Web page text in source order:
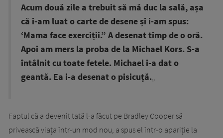
Acum două zile a trebuit să mă duc la sală, așa
că i-am luat o carte de desene și i-am spus:
‘Mama face exerciții.” A desenat timp de o oră.
Apoi am mers la proba de la Michael Kors. S-a
întâlnit cu toate fetele. Michael i-a dat o
geantă. Ea i-a desenat o pisicuță.„
Faptul că a devenit tată l-a făcut pe Bradley Cooper să
privească viața într-un mod nou, a spus el într-o apariție la